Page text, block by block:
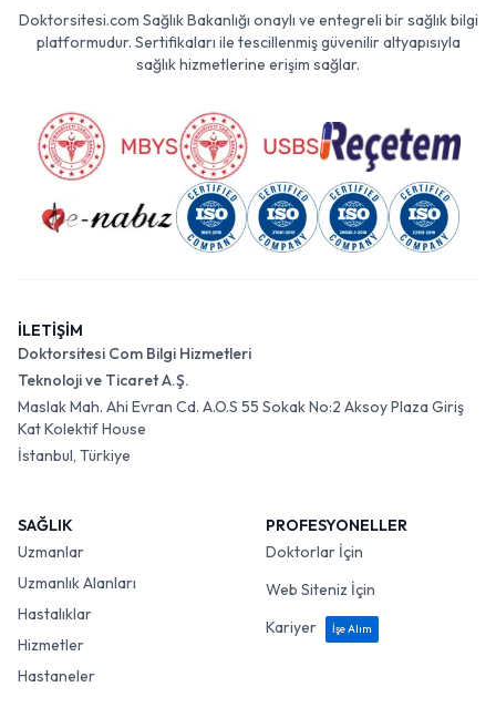
Doktorsitesi.com Sağlık Bakanlığı onaylı ve entegreli bir sağlık bilgi
platformudur. Sertifikaları ile tescillenmiş güvenilir altyapısıyla
sağlık hizmetlerine erişim sağlar.
İLETİŞİM
Doktorsitesi Com Bilgi Hizmetleri
Teknoloji ve Ticaret A.Ş.
Maslak Mah. Ahi Evran Cd. A.O.S 55 Sokak No:2 Aksoy Plaza Giriş
Kat Kolektif House
İstanbul, Türkiye
SAĞLIK
Uzmanlar
Uzmanlık Alanları
Hastalıklar
Hizmetler
Hastaneler
PROFESYONELLER
Doktorlar İçin
Web Siteniz İçin
Kariyer
İşe Alım